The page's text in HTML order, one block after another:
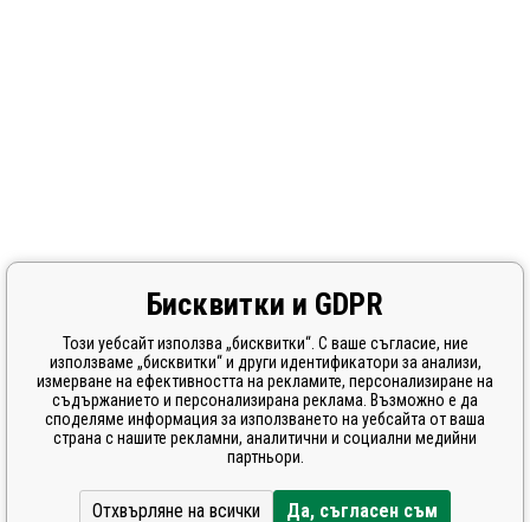
Бисквитки и GDPR
Този уебсайт използва „бисквитки“. С ваше съгласие, ние
използваме „бисквитки“ и други идентификатори за анализи,
измерване на ефективността на рекламите, персонализиране на
съдържанието и персонализирана реклама. Възможно е да
споделяме информация за използването на уебсайта от ваша
страна с нашите рекламни, аналитични и социални медийни
партньори.
Отхвърляне на всички Да, съгласен съм